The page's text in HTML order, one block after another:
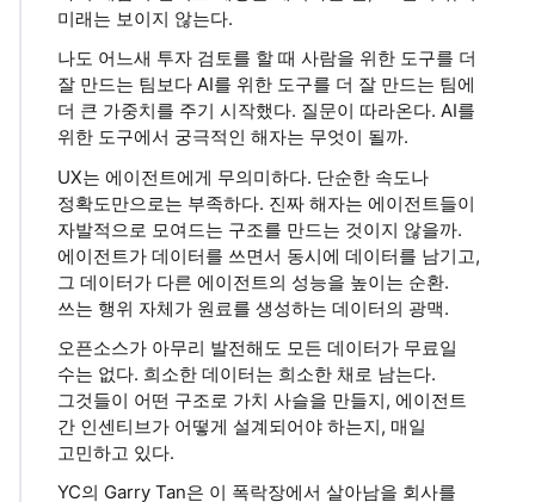
미래는 보이지 않는다.
나도 어느새 투자 검토를 할 때 사람을 위한 도구를 더
잘 만드는 팀보다 AI를 위한 도구를 더 잘 만드는 팀에
더 큰 가중치를 주기 시작했다. 질문이 따라온다. AI를
위한 도구에서 궁극적인 해자는 무엇이 될까.
UX는 에이전트에게 무의미하다. 단순한 속도나
정확도만으로는 부족하다. 진짜 해자는 에이전트들이
자발적으로 모여드는 구조를 만드는 것이지 않을까.
에이전트가 데이터를 쓰면서 동시에 데이터를 남기고,
그 데이터가 다른 에이전트의 성능을 높이는 순환.
쓰는 행위 자체가 원료를 생성하는 데이터의 광맥.
오픈소스가 아무리 발전해도 모든 데이터가 무료일
수는 없다. 희소한 데이터는 희소한 채로 남는다.
그것들이 어떤 구조로 가치 사슬을 만들지, 에이전트
간 인센티브가 어떻게 설계되어야 하는지, 매일
고민하고 있다.
YC의 Garry Tan은 이 폭락장에서 살아남을 회사를